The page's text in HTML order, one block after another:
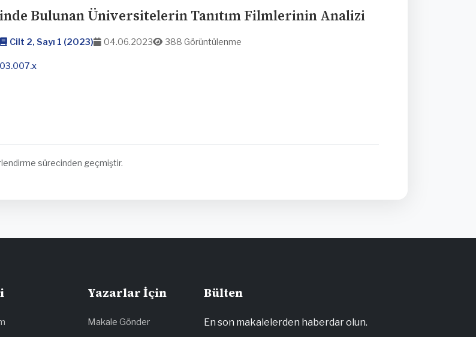
Bulunan Üniversitelerin Tanıtım Filmlerinin Analizi
Cilt 2, Sayı 1 (2023) 04.06.2023 388 Görüntülenme
sürecinden geçmiştir.
Yazarlar İçin
Makale Gönder
Bülten
En son makalelerden haberdar olun.